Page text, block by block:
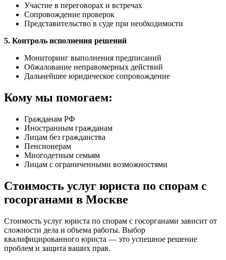
Участие в переговорах и встречах
Сопровождение проверок
Представительство в суде при необходимости
5. Контроль исполнения решений
Мониторинг выполнения предписаний
Обжалование неправомерных действий
Дальнейшее юридическое сопровождение
Кому мы помогаем:
Гражданам РФ
Иностранным гражданам
Лицам без гражданства
Пенсионерам
Многодетным семьям
Лицам с ограниченными возможностями
Стоимость услуг юриста по спорам с
госорганами в Москве
Стоимость услуг юриста по спорам с госорганами зависит от
сложности дела и объема работы. Выбор
квалифицированного юриста — это успешное решение
проблем и защита ваших прав.